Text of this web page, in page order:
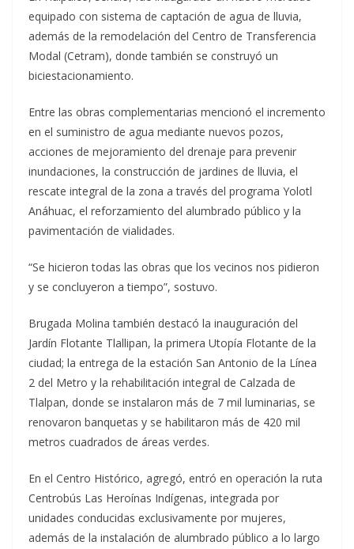
equipado con sistema de captación de agua de lluvia,
además de la remodelación del Centro de Transferencia
Modal (Cetram), donde también se construyó un
biciestacionamiento.
Entre las obras complementarias mencionó el incremento
en el suministro de agua mediante nuevos pozos,
acciones de mejoramiento del drenaje para prevenir
inundaciones, la construcción de jardines de lluvia, el
rescate integral de la zona a través del programa Yolotl
Anáhuac, el reforzamiento del alumbrado público y la
pavimentación de vialidades.
“Se hicieron todas las obras que los vecinos nos pidieron
y se concluyeron a tiempo”, sostuvo.
Brugada Molina también destacó la inauguración del
Jardín Flotante Tlallipan, la primera Utopía Flotante de la
ciudad; la entrega de la estación San Antonio de la Línea
2 del Metro y la rehabilitación integral de Calzada de
Tlalpan, donde se instalaron más de 7 mil luminarias, se
renovaron banquetas y se habilitaron más de 420 mil
metros cuadrados de áreas verdes.
En el Centro Histórico, agregó, entró en operación la ruta
Centrobús Las Heroínas Indígenas, integrada por
unidades conducidas exclusivamente por mujeres,
además de la instalación de alumbrado público a lo largo